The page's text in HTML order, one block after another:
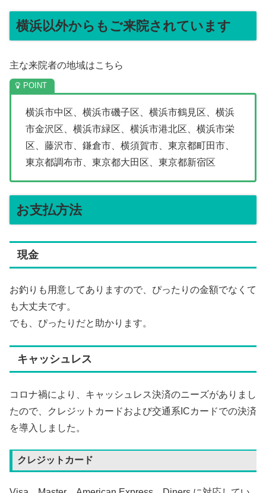
横浜以外からもご来院されています
主な来院者の地域はこちら
横浜市中区、横浜市磯子区、横浜市鶴見区、横浜
市金沢区、横浜市緑区、横浜市港北区、横浜市栄
区、藤沢市、鎌倉市、横須賀市、東京都町田市、
東京都調布市、東京都大田区、東京都新宿区
お支払方法
現金
お釣りも用意してありますので、ぴったりの金額でなくて
も大丈夫です。
でも、ぴったりだと助かります。
キャッシュレス
コロナ禍により、キャッシュレス決済のニーズがありまし
たので、クレジットカードおよび交通系ICカードでの決済
を導入しました。
クレジットカード